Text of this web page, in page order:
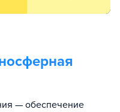
— обеспечение